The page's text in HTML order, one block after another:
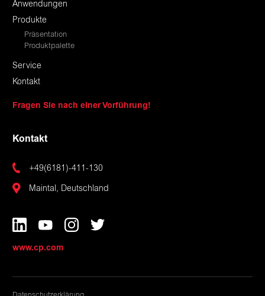
Anwendungen
Produkte
Präsentation
Produktpalette
Service
Kontakt
Fragen Sie nach einer Vorführung!
Kontakt
+49(6181)-411-130
Maintal, Deutschland
www.cp.com